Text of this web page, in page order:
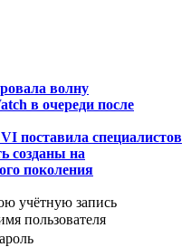
волну
в очереди после
поставила специалистов
созданы на
поколения
учётную запись
пользователя